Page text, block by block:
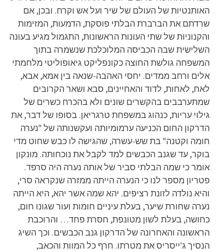
האותנטיות של העולם של שיר ועל אש וקרח. ובכן, אם
שרדתם את הברברת הבלתי פוסקת, הדמעות, המזימות
והקנוניות של שתי העונות הראשונות, התגמול מגיע בעונה
השלישית שבה הכביסה המלוכלכת שנשמרה בתוך
המשפחה גולשת החוצה כקונפליקט גיאופוליטי מלחמתי
אלים ורחב ממדים. יחסי האהבה-שנאה בין אמא, אבא,
לאח, לאחות, לדוד והאחיינים, סבא ושאר הקרובים
שמתערבבים בהקשרים שונים ולא בהכרח כשרים של
גילוי עריות, כנהוג במשפחת טרגריאן. בסופו של דבר, את
הדרקון החום הכניעה ערמומיותה ועקשנותה של "נערה
חומה וקטנה" בת שש-עשרה, שהגישה לו כבש שחוט מדי
בוקר, עד שגנב הכבשים למד לקבל את נוכחותה. מונקון
אומר כי שמה הבלתי סביר של אותה נערה היה סרפד.
פטריון מספר לנו כי הנערה הייתה ממזרה שנקראה סרי,
והיא נולדה לזונת רציפים. יהא שמה אשר יהא, היא הייתה
נערה שחורת שיער, בעלת עיניים חומות ועור שגונו חום,
כחושה, בעלת לשון מטונפת, חסרת פחד… והרוכבת
הראשונה והאחרונה של הדרקון גנב הכבשים. וכך השיג
הנסיך ג'ייסריס את מטרתו. חרף כל המוות והכאב,